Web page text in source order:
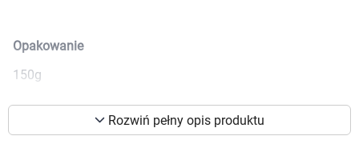
dostosowania zawartości serwisu do Twoich
preferencji. Więcej informacji znajdziesz w
Opakowanie
150g
Rozwiń pełny opis produktu